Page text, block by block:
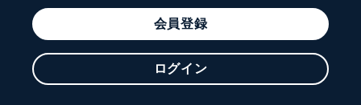
会員登録
ログイン